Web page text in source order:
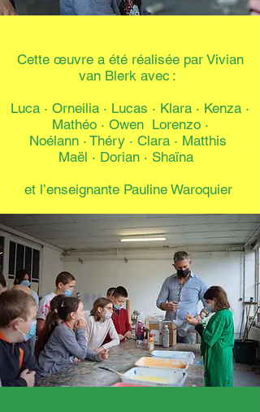
Cette œuvre a été réalisée par Vivian
van Blerk avec :
Luca · Orneilia · Lucas · Klara · Kenza ·
Mathéo · Owen Lorenzo ·
Noélann · Théry · Clara · Matthis
Maël · Dorian · Shaïna
et l’enseignante Pauline Waroquier